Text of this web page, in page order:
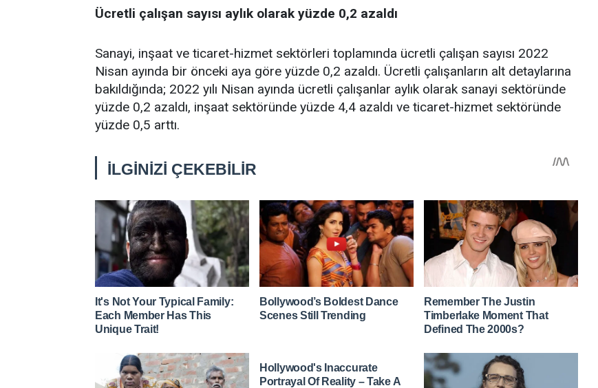
Ücretli çalışan sayısı aylık olarak yüzde 0,2 azaldı
Sanayi, inşaat ve ticaret-hizmet sektörleri toplamında ücretli çalışan sayısı 2022
Nisan ayında bir önceki aya göre yüzde 0,2 azaldı. Ücretli çalışanların alt detaylarına
bakıldığında; 2022 yılı Nisan ayında ücretli çalışanlar aylık olarak sanayi sektöründe
yüzde 0,2 azaldı, inşaat sektöründe yüzde 4,4 azaldı ve ticaret-hizmet sektöründe
yüzde 0,5 arttı.